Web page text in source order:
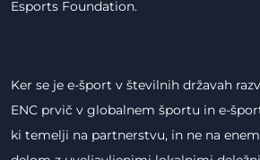
Esports Foundation.
Ker se je e-šport v številnih državah
ENC prvič v globalnem športu in e-
ki temelji na partnerstvu, in ne na